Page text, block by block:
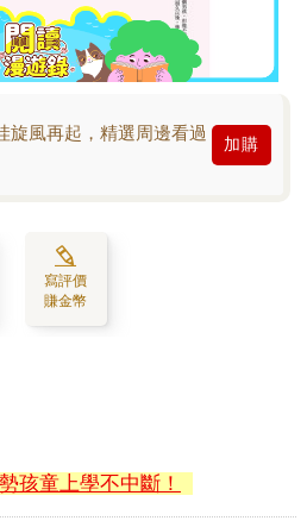
風再起，精選周邊看過
加購
寫評價
賺金幣
孩童上學不中斷！